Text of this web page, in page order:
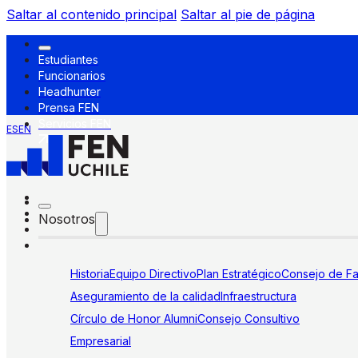
Saltar al contenido principal Saltar al pie de página
Estudiantes
Funcionarios
Headhunter
Prensa FEN
ESEN
Nosotros
HistoriaEquipo DirectivoPlan EstratégicoConsejo de
Aseguramiento de la calidadInfraestructura
Círculo de Honor AlumniConsejo Consultivo
Empresarial